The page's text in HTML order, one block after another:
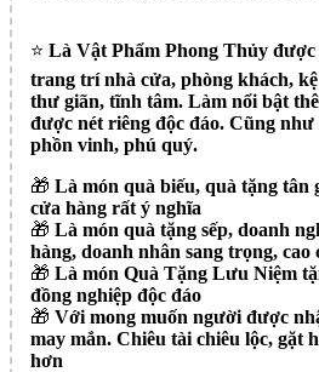
⭐️ Là Vật Phẩm Phong Thủy được
trang trí nhà cửa, phòng khách,
thư giãn, tĩnh tâm. Làm nổi bật
được nét riêng độc đáo. Cũng như
phồn vinh, phú quý.
🎁 Là món quà biếu, quà tặng
cửa hàng rất ý nghĩa
🎁 Là món quà tặng sếp, doanh
hàng, doanh nhân sang trọng, cao
🎁 Là món Quà Tặng Lưu Niệm
đồng nghiệp độc đáo
🎁 Với mong muốn người được
may mắn. Chiêu tài chiêu lộc, gặt
hơn